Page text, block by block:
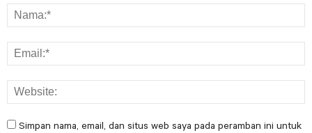
Simpan nama, email, dan situs web saya pada peramban ini untuk